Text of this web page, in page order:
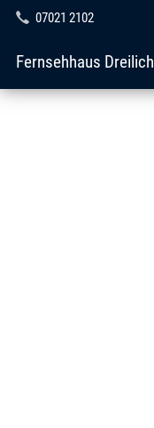
07021 2102
Fernsehhaus Dreilich